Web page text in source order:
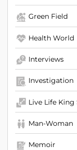
Green Field
Health World
Interviews
Investigation
Live Life King
Man-Woman
Memoir